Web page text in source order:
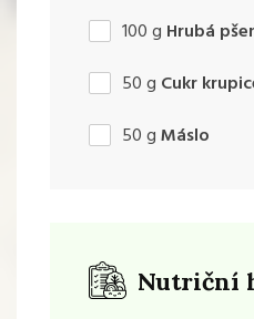
100g Hrubá
50g Cukr
50gMáslo
Nutriční